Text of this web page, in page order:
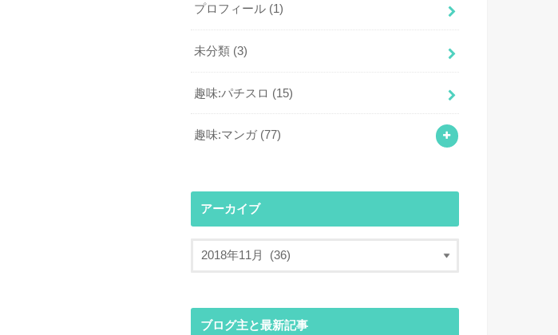
プロフィール (1)
未分類 (3)
趣味:パチスロ (15)
趣味:マンガ (77)
アーカイブ
ブログ主と最新記事